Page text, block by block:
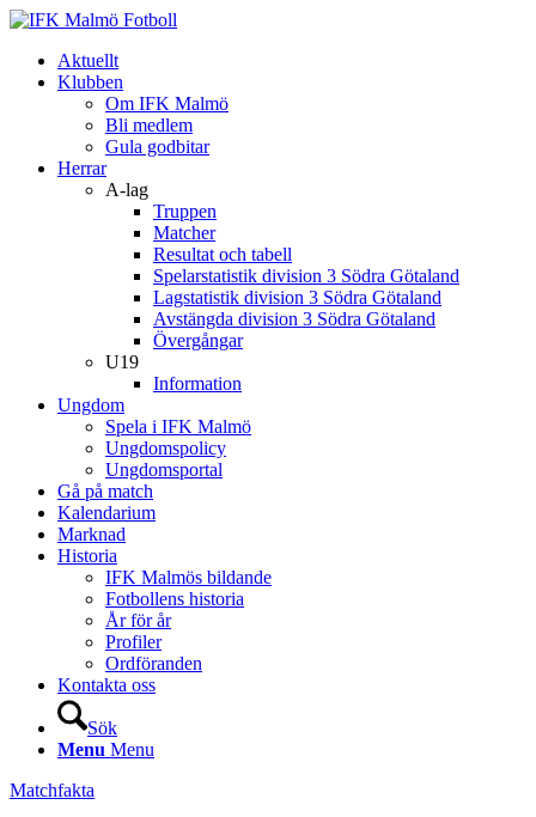
Aktuellt
Klubben
Om IFK Malmö
Bli medlem
Gula godbitar
Herrar
A-lag
Truppen
Matcher
Resultat och tabell
Spelarstatistik division 3 Södra Götaland
Lagstatistik division 3 Södra Götaland
Avstängda division 3 Södra Götaland
Övergångar
U19
Information
Ungdom
Spela i IFK Malmö
Ungdomspolicy
Ungdomsportal
Gå på match
Kalendarium
Marknad
Historia
IFK Malmös bildande
Fotbollens historia
År för år
Profiler
Ordföranden
Kontakta oss
Sök
Menu Menu
Matchfakta